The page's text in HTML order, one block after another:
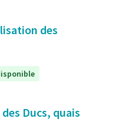
des
Ducs, quais